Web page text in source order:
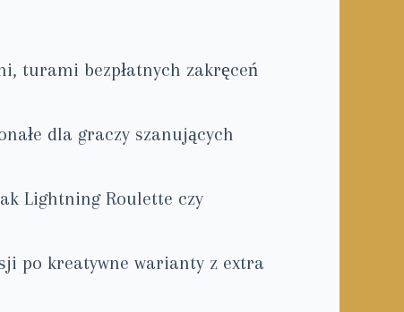
turami bezpłatnych zakręceń
dla graczy szanujących
Lightning Roulette czy
po kreatywne warianty z extra